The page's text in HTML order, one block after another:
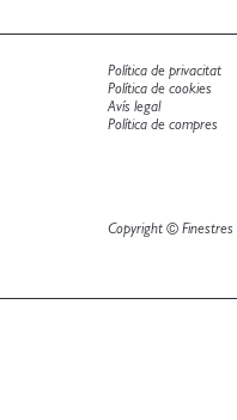
Política de privacitat
Política de cookies
Avís legal
Política de compres
Copyright © Finestres